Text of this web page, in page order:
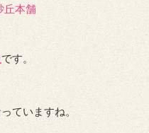
丘本舗
です。
ていますね。